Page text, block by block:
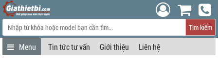
Tìm kiếm
Tin tức tư vấn Giới thiệu
Liên hệ